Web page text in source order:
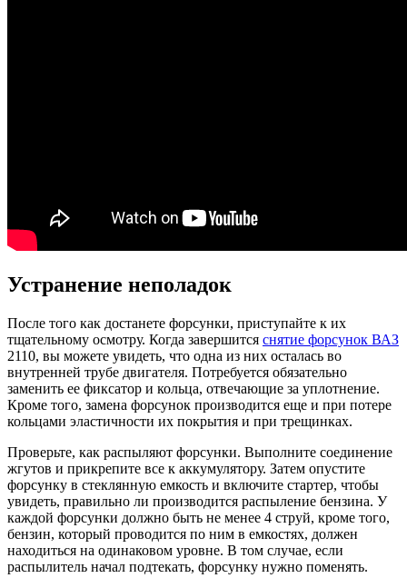
Устранение неполадок
После того как достанете форсунки, приступайте к их
тщательному осмотру. Когда завершится снятие форсунок ВАЗ
2110, вы можете увидеть, что одна из них осталась во
внутренней трубе двигателя. Потребуется обязательно
заменить ее фиксатор и кольца, отвечающие за уплотнение.
Кроме того, замена форсунок производится еще и при потере
кольцами эластичности их покрытия и при трещинках.
Проверьте, как распыляют форсунки. Выполните соединение
жгутов и прикрепите все к аккумулятору. Затем опустите
форсунку в стеклянную емкость и включите стартер, чтобы
увидеть, правильно ли производится распыление бензина. У
каждой форсунки должно быть не менее 4 струй, кроме того,
бензин, который проводится по ним в емкостях, должен
находиться на одинаковом уровне. В том случае, если
распылитель начал подтекать, форсунку нужно поменять.